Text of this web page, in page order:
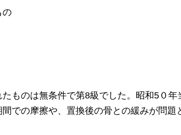
の
ものは無条件で第8級でした。昭和5０年
での摩擦や、置換後の骨との緩みが問題